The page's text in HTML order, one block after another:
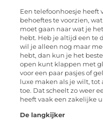
Een telefoonhoesje heeft
behoeftes te voorzien,
moet gaan naar wat je
hebt. Heb je altijd een te
wil je alleen nog maar
hebt, dan kun je het
open kunt klappen met
voor een paar pasjes of
luxe maken als je wilt, tot
toe. Dat scheelt zo weer
heeft vaak een zakelijke
De langkijker